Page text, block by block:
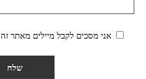
אני מסכים לקבל מיילים מאתר זה